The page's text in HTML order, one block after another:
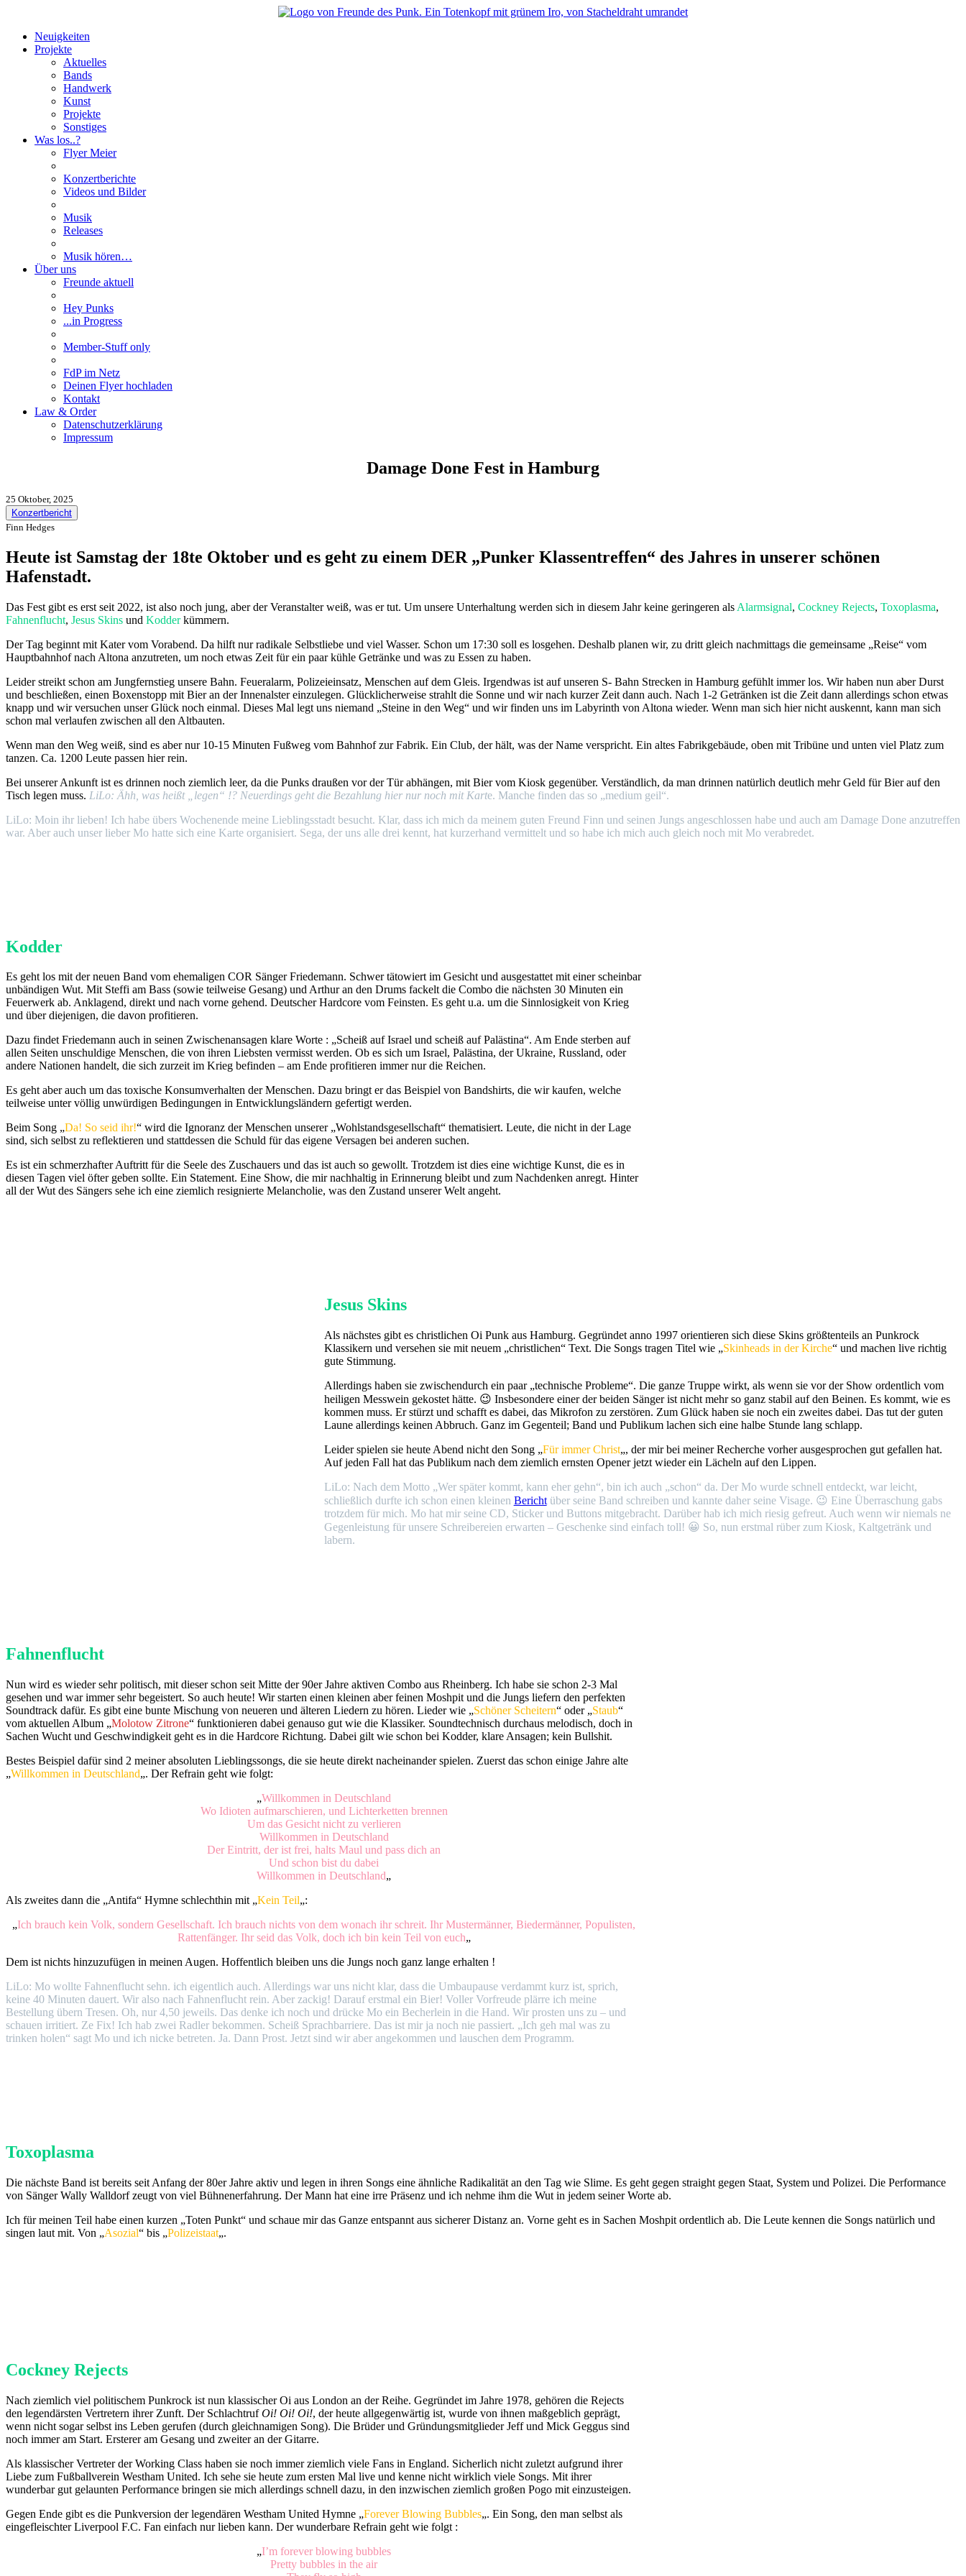
Neuigkeiten
Projekte
Aktuelles
Bands
Handwerk
Kunst
Projekte
Sonstiges
Was los..?
Flyer Meier
Konzertberichte
Videos und Bilder
Musik
Releases
Musik hören…
Über uns
Freunde aktuell
Hey Punks
...in Progress
Member-Stuff only
FdP im Netz
Deinen Flyer hochladen
Kontakt
Law & Order
Datenschutzerklärung
Impressum
Damage Done Fest in Hamburg
25 Oktober, 2025
Konzertbericht
Finn Hedges
Heute ist Samstag der 18te Oktober und es geht zu einem DER „Punker Klassentreffen“ des Jahres in unserer schönen
Hafenstadt.
Das Fest gibt es erst seit 2022, ist also noch jung, aber der Veranstalter weiß, was er tut. Um unsere Unterhaltung werden sich in diesem Jahr keine geringeren als Alarmsignal, Cockney Rejects, Toxoplasma,
Fahnenflucht, Jesus Skins und Kodderkümmern.
Der Tag beginnt mit Kater vom Vorabend. Da hilft nur radikale Selbstliebe und viel Wasser. Schon um 17:30 soll es losgehen. Deshalb planen wir, zu dritt gleich nachmittags die gemeinsame „Reise“ vom
Hauptbahnhof nach Altona anzutreten, um noch etwas Zeit für ein paar kühle Getränke und was zu Essen zu haben.
Leider streikt schon am Jungfernstieg unsere Bahn. Feueralarm, Polizeieinsatz, Menschen auf dem Gleis. Irgendwas ist auf unseren S- Bahn Strecken in Hamburg gefühlt immer los. Wir haben nun aber Durst
und beschließen, einen Boxenstopp mit Bier an der Innenalster einzulegen. Glücklicherweise strahlt die Sonne und wir nach kurzer Zeit dann auch. Nach 1-2 Getränken ist die Zeit dann allerdings schon etwas
knapp und wir versuchen unser Glück noch einmal. Dieses Mal legt uns niemand „Steine in den Weg“ und wir finden uns im Labyrinth von Altona wieder. Wenn man sich hier nicht auskennt, kann man sich
schon mal verlaufen zwischen all den Altbauten.
Wenn man den Weg weiß, sind es aber nur 10-15 Minuten Fußweg vom Bahnhof zur Fabrik. Ein Club, der hält, was der Name verspricht. Ein altes Fabrikgebäude, oben mit Tribüne und unten viel Platz zum
tanzen. Ca. 1200 Leute passen hier rein.
Bei unserer Ankunft ist es drinnen noch ziemlich leer, da die Punks draußen vor der Tür abhängen, mit Bier vom Kiosk gegenüber. Verständlich, da man drinnen natürlich deutlich mehr Geld für Bier auf den
Tisch legen muss. LiLo: Ähh, was heißt „legen“ !? Neuerdings geht die Bezahlung hier nur noch mit Karte. Manche finden das so „medium geil“.
LiLo: Moin ihr lieben! Ich habe übers Wochenende meine Lieblingsstadt besucht. Klar, dass ich mich da meinem guten Freund Finn und seinen Jungs angeschlossen habe und auch am Damage Done anzutreffen
war. Aber auch unser lieber Mo hatte sich eine Karte organisiert. Sega, der uns alle drei kennt, hat kurzerhand vermittelt und so habe ich mich auch gleich noch mit Mo verabredet.
Kodder
Es geht los mit der neuen Band vom ehemaligen COR Sänger Friedemann. Schwer tätowiert im Gesicht und ausgestattet mit einer scheinbar
unbändigen Wut. Mit Steffi am Bass (sowie teilweise Gesang) und Arthur an den Drums fackelt die Combo die nächsten 30 Minuten ein
Feuerwerk ab. Anklagend, direkt und nach vorne gehend. Deutscher Hardcore vom Feinsten. Es geht u.a. um die Sinnlosigkeit von Krieg
und über diejenigen, die davon profitieren.
Dazu findet Friedemann auch in seinen Zwischenansagen klare Worte : „Scheiß auf Israel und scheiß auf Palästina“. Am Ende sterben auf
allen Seiten unschuldige Menschen, die von ihren Liebsten vermisst werden. Ob es sich um Israel, Palästina, der Ukraine, Russland, oder
andere Nationen handelt, die sich zurzeit im Krieg befinden – am Ende profitieren immer nur die Reichen.
Es geht aber auch um das toxische Konsumverhalten der Menschen. Dazu bringt er das Beispiel von Bandshirts, die wir kaufen, welche
teilweise unter völlig unwürdigen Bedingungen in Entwicklungsländern gefertigt werden.
Beim Song „Da! So seid ihr!“ wird die Ignoranz der Menschen unserer „Wohlstandsgesellschaft“ thematisiert. Leute, die nicht in der Lage
sind, sich selbst zu reflektieren und stattdessen die Schuld für das eigene Versagen bei anderen suchen.
Es ist ein schmerzhafter Auftritt für die Seele des Zuschauers und das ist auch so gewollt. Trotzdem ist dies eine wichtige Kunst, die es in
diesen Tagen viel öfter geben sollte. Ein Statement. Eine Show, die mir nachhaltig in Erinnerung bleibt und zum Nachdenken anregt. Hinter
all der Wut des Sängers sehe ich eine ziemlich resignierte Melancholie, was den Zustand unserer Welt angeht.
Jesus Skins
Als nächstes gibt es christlichen Oi Punk aus Hamburg. Gegründet anno 1997 orientieren sich diese Skins größtenteils an Punkrock
Klassikern und versehen sie mit neuem „christlichen“ Text. Die Songs tragen Titel wie „Skinheads in der Kirche“ und machen live richtig
gute Stimmung.
Allerdings haben sie zwischendurch ein paar „technische Probleme“. Die ganze Truppe wirkt, als wenn sie vor der Show ordentlich vom
heiligen Messwein gekostet hätte. 😉 Insbesondere einer der beiden Sänger ist nicht mehr so ganz stabil auf den Beinen. Es kommt, wie es
kommen muss. Er stürzt und schafft es dabei, das Mikrofon zu zerstören. Zum Glück haben sie noch ein zweites dabei. Das tut der guten
Laune allerdings keinen Abbruch. Ganz im Gegenteil; Band und Publikum lachen sich eine halbe Stunde lang schlapp.
Leider spielen sie heute Abend nicht den Song „Für immer Christ„, der mir bei meiner Recherche vorher ausgesprochen gut gefallen hat.
Auf jeden Fall hat das Publikum nach dem ziemlich ernsten Opener jetzt wieder ein Lächeln auf den Lippen.
LiLo: Nach dem Motto „Wer später kommt, kann eher gehn“, bin ich auch „schon“ da. Der Mo wurde schnell entdeckt, war leicht,
schließlich durfte ich schon einen kleinen Berichtüber seine Band schreiben und kannte daher seine Visage. 😉 Eine Überraschung gabs
trotzdem für mich. Mo hat mir seine CD, Sticker und Buttons mitgebracht. Darüber hab ich mich riesig gefreut. Auch wenn wir niemals ne
Gegenleistung für unsere Schreibereien erwarten – Geschenke sind einfach toll! 😀 So, nun erstmal rüber zum Kiosk, Kaltgetränk und
labern.
Fahnenflucht
Nun wird es wieder sehr politisch, mit dieser schon seit Mitte der 90er Jahre aktiven Combo aus Rheinberg. Ich habe sie schon 2-3 Mal
gesehen und war immer sehr begeistert. So auch heute! Wir starten einen kleinen aber feinen Moshpit und die Jungs liefern den perfekten
Soundtrack dafür. Es gibt eine bunte Mischung von neueren und älteren Liedern zu hören. Lieder wie „Schöner Scheitern“ oder „Staub“
vom aktuellen Album „Molotow Zitrone“ funktionieren dabei genauso gut wie die Klassiker. Soundtechnisch durchaus melodisch, doch in
Sachen Wucht und Geschwindigkeit geht es in die Hardcore Richtung. Dabei gilt wie schon bei Kodder, klare Ansagen; kein Bullshit.
Bestes Beispiel dafür sind 2 meiner absoluten Lieblingssongs, die sie heute direkt nacheinander spielen. Zuerst das schon einige Jahre alte
„Willkommen in Deutschland„. Der Refrain geht wie folgt:
„Willkommen in Deutschland
Wo Idioten aufmarschieren, und Lichterketten brennen
Um das Gesicht nicht zu verlieren
Willkommen in Deutschland
Der Eintritt, der ist frei, halts Maul und pass dich an
Und schon bist du dabei
Willkommen in Deutschland„
Als zweites dann die „Antifa“ Hymne schlechthin mit „Kein Teil„:
„Ich brauch kein Volk, sondern Gesellschaft. Ich brauch nichts von dem wonach ihr schreit. Ihr Mustermänner, Biedermänner, Populisten,
Rattenfänger. Ihr seid das Volk, doch ich bin kein Teil von euch„
Dem ist nichts hinzuzufügen in meinen Augen. Hoffentlich bleiben uns die Jungs noch ganz lange erhalten !
LiLo: Mo wollte Fahnenflucht sehn. ich eigentlich auch. Allerdings war uns nicht klar, dass die Umbaupause verdammt kurz ist, sprich,
keine 40 Minuten dauert. Wir also nach Fahnenflucht rein. Aber zackig! Darauf erstmal ein Bier! Voller Vorfreude plärre ich meine
Bestellung übern Tresen. Oh, nur 4,50 jeweils. Das denke ich noch und drücke Mo ein Becherlein in die Hand. Wir prosten uns zu – und
schauen irritiert. Ze Fix! Ich hab zwei Radler bekommen. Scheiß Sprachbarriere. Das ist mir ja noch nie passiert. „Ich geh mal was zu
trinken holen“ sagt Mo und ich nicke betreten. Ja. Dann Prost. Jetzt sind wir aber angekommen und lauschen dem Programm.
Toxoplasma
Die nächste Band ist bereits seit Anfang der 80er Jahre aktiv und legen in ihren Songs eine ähnliche Radikalität an den Tag wie Slime. Es geht gegen straight gegen Staat, System und Polizei. Die Performance
von Sänger Wally Walldorf zeugt von viel Bühnenerfahrung. Der Mann hat eine irre Präsenz und ich nehme ihm die Wut in jedem seiner Worte ab.
Ich für meinen Teil habe einen kurzen „Toten Punkt“ und schaue mir das Ganze entspannt aus sicherer Distanz an. Vorne geht es in Sachen Moshpit ordentlich ab. Die Leute kennen die Songs natürlich und
singen laut mit. Von „Asozial“ bis „Polizeistaat„.
Cockney Rejects
Nach ziemlich viel politischem Punkrock ist nun klassischer Oi aus London an der Reihe. Gegründet im Jahre 1978, gehören die Rejects
den legendärsten Vertretern ihrer Zunft. Der SchlachtrufOi! Oi! Oi!, der heute allgegenwärtig ist, wurde von ihnen maßgeblich geprägt,
wenn nicht sogar selbst ins Leben gerufen (durch gleichnamigen Song). Die Brüder und Gründungsmitglieder Jeff und Mick Geggus sind
noch immer am Start. Ersterer am Gesang und zweiter an der Gitarre.
Als klassischer Vertreter der Working Class haben sie noch immer ziemlich viele Fans in England. Sicherlich nicht zuletzt aufgrund ihrer
Liebe zum Fußballverein Westham United. Ich sehe sie heute zum ersten Mal live und kenne nicht wirklich viele Songs. Mit ihrer
wunderbar gut gelaunten Performance bringen sie mich allerdings schnell dazu, in den inzwischen ziemlich großen Pogo mit einzusteigen.
Gegen Ende gibt es die Punkversion der legendären Westham United Hymne „Forever Blowing Bubbles„. Ein Song, den man selbst als
eingefleischter Liverpool F.C. Fan einfach nur lieben kann. Der wunderbare Refrain geht wie folgt :
„I’m forever blowing bubbles
Pretty bubbles in the air